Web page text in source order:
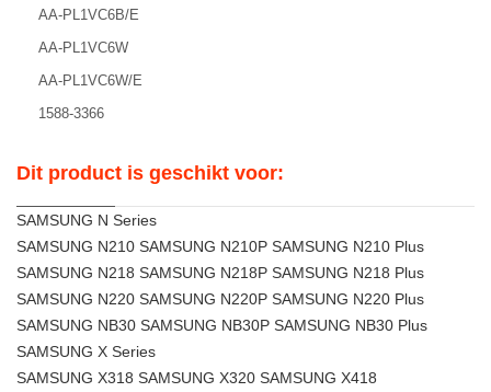
AA-PL1VC6B/E
AA-PL1VC6W
AA-PL1VC6W/E
1588-3366
Dit product is geschikt voor:
SAMSUNG N Series
SAMSUNG N210 SAMSUNG N210P SAMSUNG N210 Plus
SAMSUNG N218 SAMSUNG N218P SAMSUNG N218 Plus
SAMSUNG N220 SAMSUNG N220P SAMSUNG N220 Plus
SAMSUNG NB30 SAMSUNG NB30P SAMSUNG NB30 Plus
SAMSUNG X Series
SAMSUNG X318 SAMSUNG X320 SAMSUNG X418